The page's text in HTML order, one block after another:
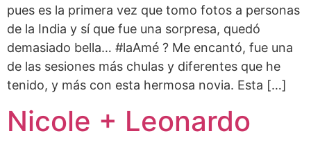
pues es la primera vez que tomo fotos a personas
de la India y sí que fue una sorpresa, quedó
demasiado bella… #laAmé ? Me encantó, fue una
de las sesiones más chulas y diferentes que he
tenido, y más con esta hermosa novia. Esta […]
Nicole + Leonardo